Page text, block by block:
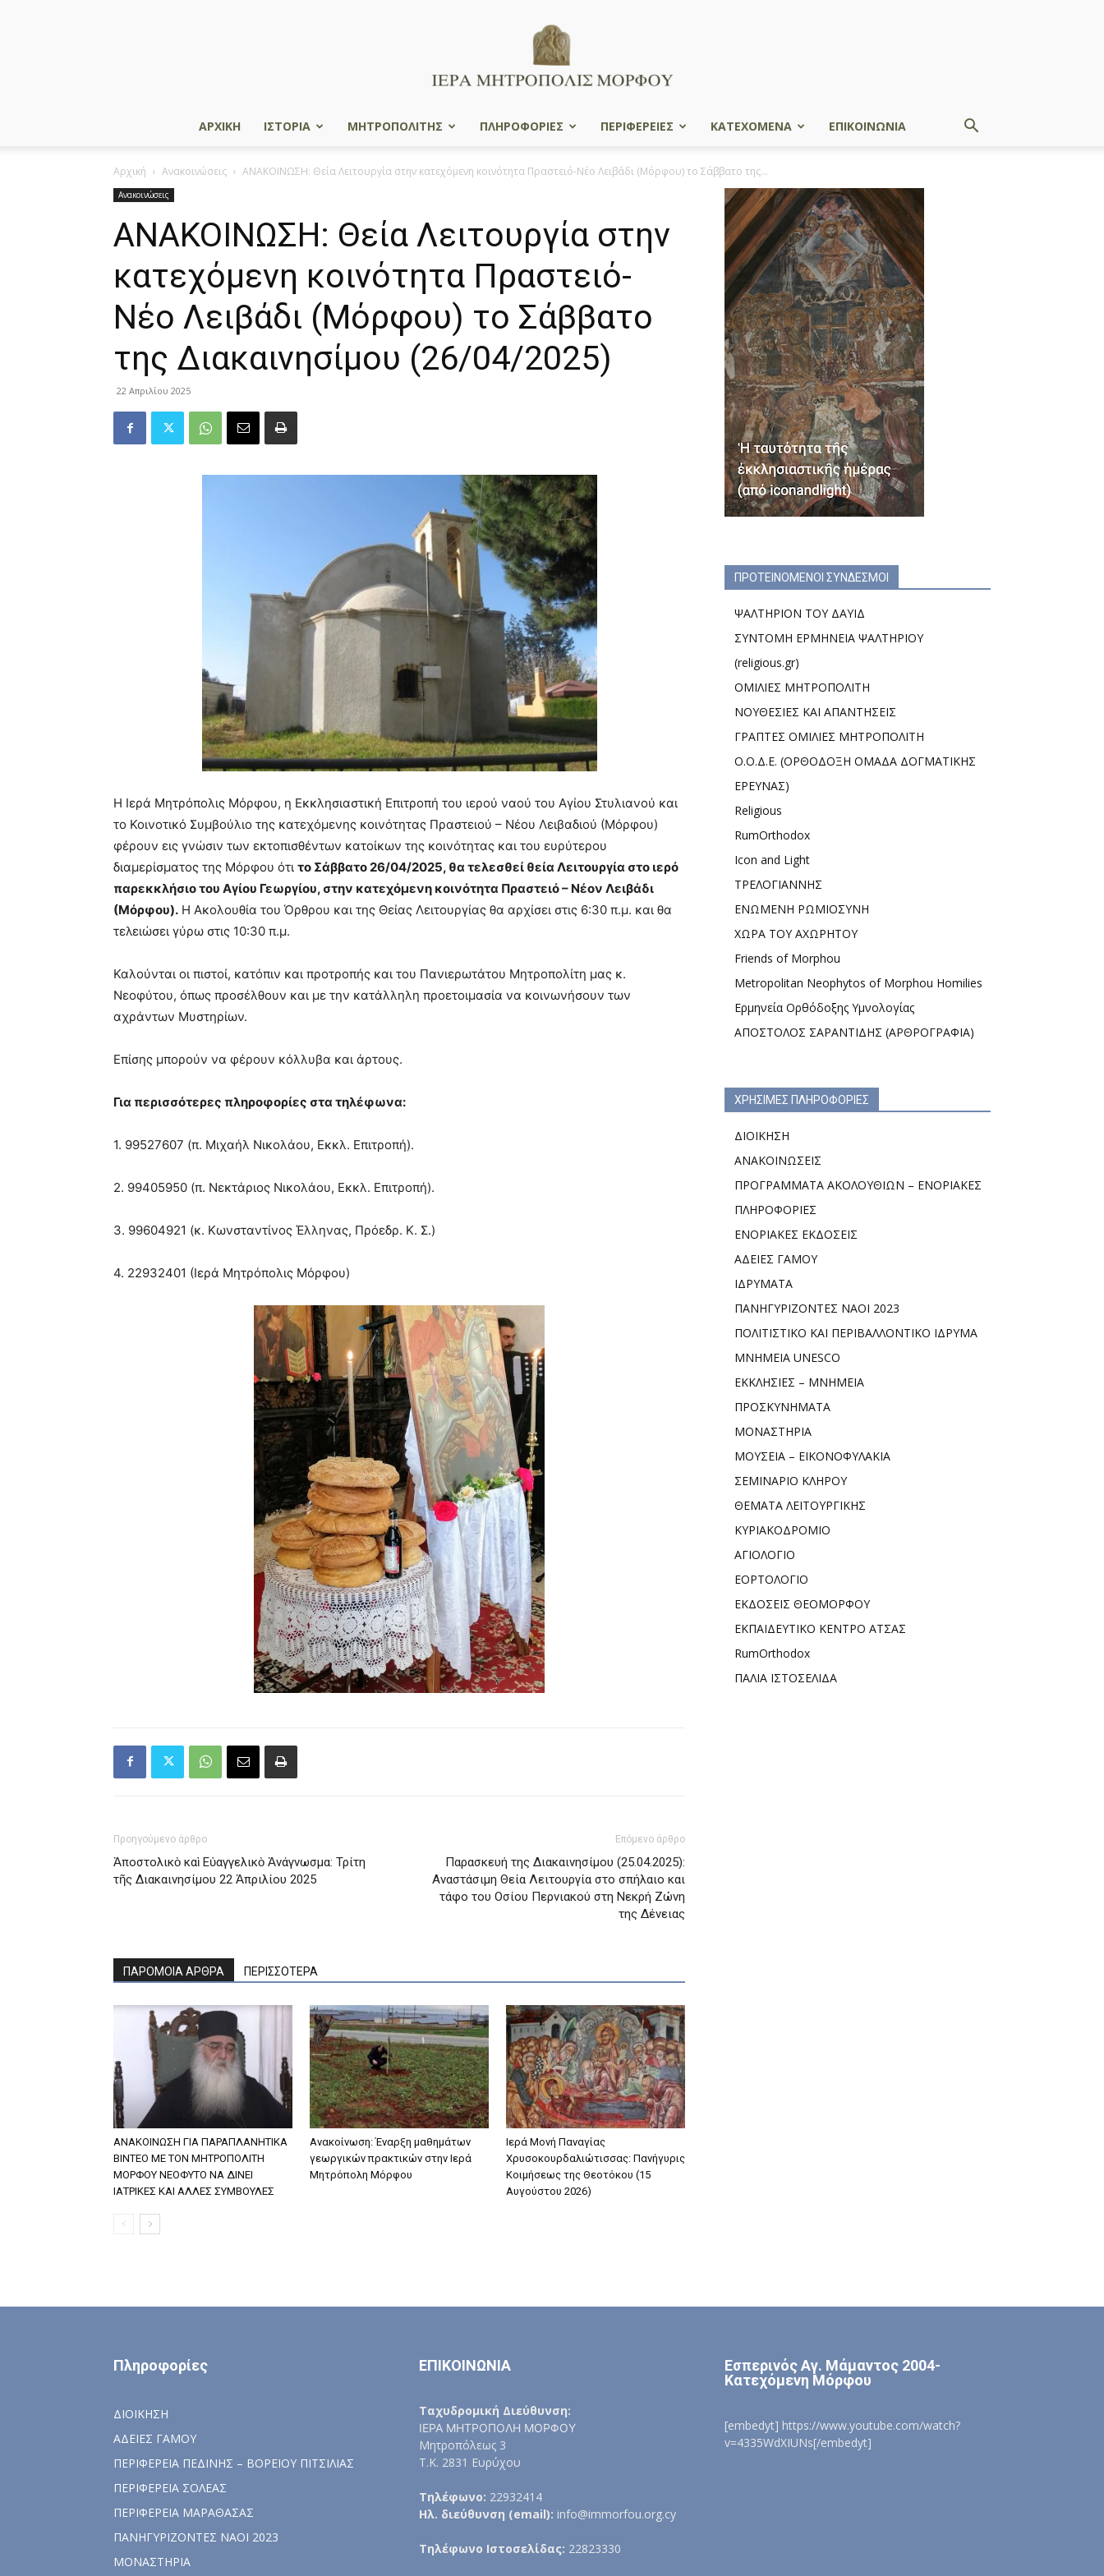
Μητρόπολις
Μόρφου
ΑΡΧΙΚΗ ΙΣΤΟΡΙΑ ΜΗΤΡΟΠΟΛΙΤΗΣ ΠΛΗΡΟΦΟΡΙΕΣ ΠΕΡΙΦΕΡΕΙΕΣ ΚΑΤΕΧΟΜΕΝΑ ΕΠΙΚΟΙΝΩΝΙΑ
Αρχική Ανακοινώσεις ΑΝΑΚΟΙΝΩΣΗ: Θεία Λειτουργία στην κατεχόμενη κοινότητα Πραστειό-Νέο Λειβάδι (Μόρφου) το Σάββατο της...
Ανακοινώσεις
ΑΝΑΚΟΙΝΩΣΗ: Θεία Λειτουργία στην
κατεχόμενη κοινότητα Πραστειό-
Νέο Λειβάδι (Μόρφου) το Σάββατο
της Διακαινησίμου (26/04/2025)
22 Απριλίου 2025
Η Ιερά Μητρόπολις Μόρφου, η Εκκλησιαστική Επιτροπή του ιερού ναού του Αγίου Στυλιανού και
το Κοινοτικό Συμβούλιο της κατεχόμενης κοινότητας Πραστειού – Νέου Λειβαδιού (Μόρφου)
φέρουν εις γνώσιν των εκτοπισθέντων κατοίκων της κοινότητας και του ευρύτερου
διαμερίσματος της Μόρφου ότι το Σάββατο 26/04/2025, θα τελεσθεί θεία Λειτουργία στο ιερό
παρεκκλήσιο του Αγίου Γεωργίου, στην κατεχόμενη κοινότητα Πραστειό – Νέον Λειβάδι
(Μόρφου). Η Ακολουθία του Όρθρου και της Θείας Λειτουργίας θα αρχίσει στις 6:30 π.μ. και θα
τελειώσει γύρω στις 10:30 π.μ.
Καλούνται οι πιστοί, κατόπιν και προτροπής και του Πανιερωτάτου Μητροπολίτη μας κ.
Νεοφύτου, όπως προσέλθουν και με την κατάλληλη προετοιμασία να κοινωνήσουν των
αχράντων Μυστηρίων.
Επίσης μπορούν να φέρουν κόλλυβα και άρτους.
Για περισσότερες πληροφορίες στα τηλέφωνα:
1. 99527607 (π. Μιχαήλ Νικολάου, Εκκλ. Επιτροπή).
2. 99405950 (π. Νεκτάριος Νικολάου, Εκκλ. Επιτροπή).
3. 99604921 (κ. Κωνσταντίνος Έλληνας, Πρόεδρ. Κ. Σ.)
4. 22932401 (Ιερά Μητρόπολις Μόρφου)
Προηγούμενο άρθρο
Ἀποστολικὸ καὶ Εὐαγγελικὸ Ἀνάγνωσμα: Τρίτη
τῆς Διακαινησίμου 22 Ἀπριλίου 2025
Επόμενο άρθρο
Παρασκευή της Διακαινησίμου (25.04.2025):
Αναστάσιμη Θεία Λειτουργία στο σπήλαιο και
τάφο του Οσίου Περνιακού στη Νεκρή Ζώνη
της Δένειας
ΠΑΡΟΜΟΙΑ ΑΡΘΡΑ ΠΕΡΙΣΣΟΤΕΡΑ
ΑΝΑΚΟΙΝΩΣΗ ΓΙΑ ΠΑΡΑΠΛΑΝΗΤΙΚΑ
ΒΙΝΤΕΟ ΜΕ ΤΟΝ ΜΗΤΡΟΠΟΛΙΤΗ
ΜΟΡΦΟΥ ΝΕΟΦΥΤΟ ΝΑ ΔΙΝΕΙ
ΙΑΤΡΙΚΕΣ ΚΑΙ ΑΛΛΕΣ ΣΥΜΒΟΥΛΕΣ
Ανακοίνωση: Έναρξη μαθημάτων
γεωργικών πρακτικών στην Ιερά
Μητρόπολη Μόρφου
Ιερά Μονή Παναγίας
Χρυσοκουρδαλιώτισσας: Πανήγυρις
Κοιμήσεως της Θεοτόκου (15
Αυγούστου 2026)
ΠΡΟΤΕΙΝΟΜΕΝΟΙ ΣΥΝΔΕΣΜΟΙ
ΨΑΛΤΗΡΙΟΝ ΤΟΥ ΔΑΥΙΔ
ΣΥΝΤΟΜΗ ΕΡΜΗΝΕΙΑ ΨΑΛΤΗΡΙΟΥ
(religious.gr)
ΟΜΙΛΙΕΣ ΜΗΤΡΟΠΟΛΙΤΗ
ΝΟΥΘΕΣΙΕΣ ΚΑΙ ΑΠΑΝΤΗΣΕΙΣ
ΓΡΑΠΤΕΣ ΟΜΙΛΙΕΣ ΜΗΤΡΟΠΟΛΙΤΗ
Ο.Ο.Δ.Ε. (ΟΡΘΟΔΟΞΗ ΟΜΑΔΑ ΔΟΓΜΑΤΙΚΗΣ
ΕΡΕΥΝΑΣ)
Religious
RumOrthodox
Icon and Light
ΤΡΕΛΟΓΙΑΝΝΗΣ
ΕΝΩΜΕΝΗ ΡΩΜΙΟΣΥΝΗ
ΧΩΡΑ ΤΟΥ ΑΧΩΡΗΤΟΥ
Friends of Morphou
Metropolitan Neophytos of Morphou Homilies
Ερμηνεία Ορθόδοξης Υμνολογίας
ΑΠΟΣΤΟΛΟΣ ΣΑΡΑΝΤΙΔΗΣ (ΑΡΘΡΟΓΡΑΦΙΑ)
ΧΡΗΣΙΜΕΣ ΠΛΗΡΟΦΟΡΙΕΣ
ΔΙΟΙΚΗΣΗ
ΑΝΑΚΟΙΝΩΣΕΙΣ
ΠΡΟΓΡΑΜΜΑΤΑ ΑΚΟΛΟΥΘΙΩΝ – ΕΝΟΡΙΑΚΕΣ
ΠΛΗΡΟΦΟΡΙΕΣ
ΕΝΟΡΙΑΚΕΣ ΕΚΔΟΣΕΙΣ
ΑΔΕΙΕΣ ΓΑΜΟΥ
ΙΔΡΥΜΑΤΑ
ΠΑΝΗΓΥΡΙΖΟΝΤΕΣ ΝΑΟΙ 2023
ΠΟΛΙΤΙΣΤΙΚΟ ΚΑΙ ΠΕΡΙΒΑΛΛΟΝΤΙΚΟ ΙΔΡΥΜΑ
ΜΝΗΜΕΙΑ UNESCO
ΕΚΚΛΗΣΙΕΣ – ΜΝΗΜΕΙΑ
ΠΡΟΣΚΥΝΗΜΑΤΑ
ΜΟΝΑΣΤΗΡΙΑ
ΜΟΥΣΕΙΑ – ΕΙΚΟΝΟΦΥΛΑΚΙΑ
ΣΕΜΙΝΑΡΙΟ ΚΛΗΡΟΥ
ΘΕΜΑΤΑ ΛΕΙΤΟΥΡΓΙΚΗΣ
ΚΥΡΙΑΚΟΔΡΟΜΙΟ
ΑΓΙΟΛΟΓΙΟ
ΕΟΡΤΟΛΟΓΙΟ
ΕΚΔΟΣΕΙΣ ΘΕΟΜΟΡΦΟΥ
ΕΚΠΑΙΔΕΥΤΙΚΟ ΚΕΝΤΡΟ ΑΤΣΑΣ
RumOrthodox
ΠΑΛΙΑ ΙΣΤΟΣΕΛΙΔΑ
Πληροφορίες
ΔΙΟΙΚΗΣΗ
ΑΔΕΙΕΣ ΓΑΜΟΥ
ΠΕΡΙΦΕΡΕΙΑ ΠΕΔΙΝΗΣ – ΒΟΡΕΙΟΥ ΠΙΤΣΙΛΙΑΣ
ΠΕΡΙΦΕΡΕΙΑ ΣΟΛΕΑΣ
ΠΕΡΙΦΕΡΕΙΑ ΜΑΡΑΘΑΣΑΣ
ΠΑΝΗΓΥΡΙΖΟΝΤΕΣ ΝΑΟΙ 2023
ΜΟΝΑΣΤΗΡΙΑ
ΕΠΙΚΟΙΝΩΝΙΑ
Ταχυδρομική Διεύθυνση:
ΙΕΡΑ ΜΗΤΡΟΠΟΛΗ ΜΟΡΦΟΥ
Μητροπόλεως 3
Τ.Κ. 2831 Ευρύχου
Τηλέφωνο: 22932414
Ηλ. διεύθυνση (email): info@immorfou.org.cy
Τηλέφωνο Ιστοσελίδας: 22823330
Εσπερινός Αγ. Μάμαντος 2004-
Κατεχόμενη Μόρφου
[embedyt] https://www.youtube.com/watch?
v=4335WdXIUNs[/embedyt]